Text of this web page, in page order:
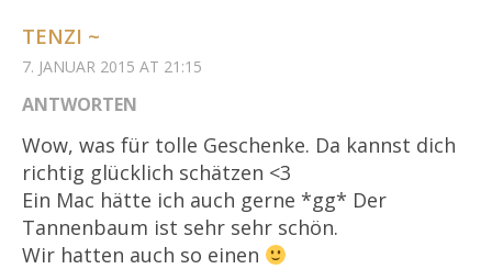
TENZI ~
7. JANUAR 2015 AT 21:15
ANTWORTEN
Wow, was für tolle Geschenke. Da kannst dich
richtig glücklich schätzen <3
Ein Mac hätte ich auch gerne *gg* Der
Tannenbaum ist sehr sehr schön.
Wir hatten auch so einen